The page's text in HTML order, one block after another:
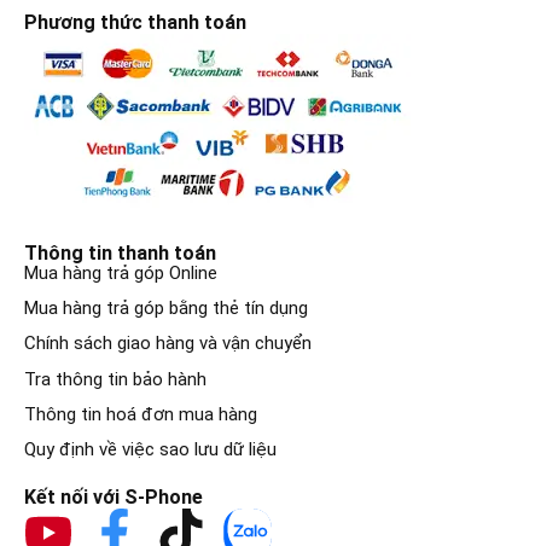
Phương thức thanh toán
Thông tin thanh toán
Mua hàng trả góp Online
Mua hàng trả góp bằng thẻ tín dụng
Chính sách giao hàng và vận chuyển
Tra thông tin bảo hành
Thông tin hoá đơn mua hàng
Quy định về việc sao lưu dữ liệu
Kết nối với S-Phone